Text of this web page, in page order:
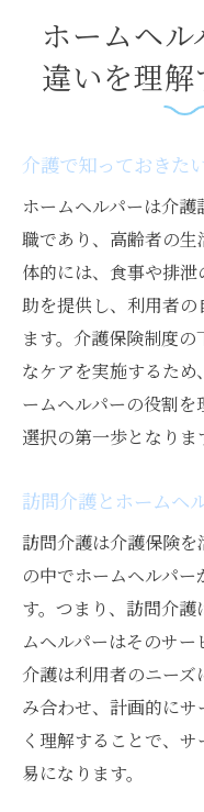
ホームヘ
違いを理解
介護で知っておきた
ホームヘルパーは介
職であり、高齢者の
体的には、食事や排
助を提供し、利用者
ます。介護保険制度
なケアを実施するた
ームヘルパーの役割
選択の第一歩となりま
訪問介護とホームヘ
訪問介護は介護保険
の中でホームヘルパ
す。つまり、訪問介
ムヘルパーはそのサ
介護は利用者のニー
み合わせ、計画的に
く理解することで、
易になります。